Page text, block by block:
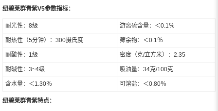
纽碧莱群青紫V5参数指标：
耐光性：8级 游离硫含量：＜0.1％
耐热性（5分钟）：300摄氏度 筛余物：＜0.1％
耐酸性：1级 密度（克/立方米）：2.35
耐碱性：3~4级 吸油量：34克/100克
含水量：＜1.30％ 可溶盐：＜0.80％
纽碧莱群青紫特点：